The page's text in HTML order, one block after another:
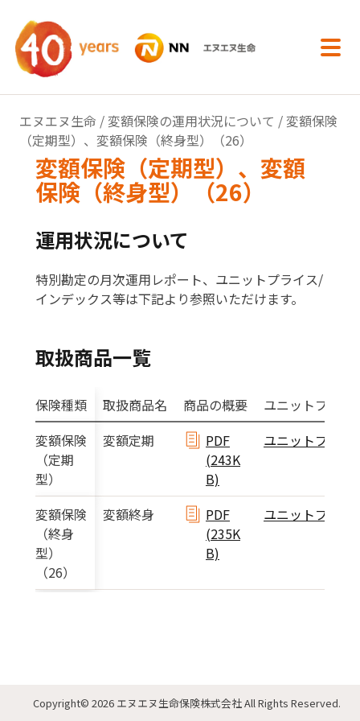
エヌエヌ生命 / 変額保険の運用状況について / 変額保険
（定期型）、変額保険（終身型）（26）
変額保険（定期型）、変額
保険（終身型）（26）
運用状況について
特別勘定の月次運用レポート、ユニットプライス/
インデックス等は下記より参照いただけます。
取扱商品一覧
保険種類 取扱商品名 商品の概要
ユニットプライ
変額保険
（定期
型）
変額定期
PDF
(243K
B)
ユニットプライ
変額保険
（終身
型）
（26）
変額終身
PDF
(235K
B)
ユニットプライ
Copyright© 2026 エヌエヌ生命保険株式会社All Rights Reserved.